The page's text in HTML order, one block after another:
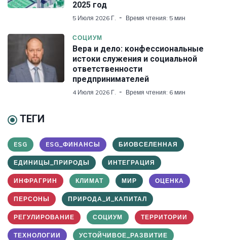
2025 год
5 Июля 2026 Г. Время чтения: 5 мин
СОЦИУМ
Вера и дело: конфессиональные
истоки служения и социальной
ответственности
предпринимателей
4 Июля 2026 Г. Время чтения: 6 мин
ТЕГИ
ESG ESG_ФИНАНСЫ БИОВСЕЛЕННАЯ
ЕДИНИЦЫ_ПРИРОДЫ ИНТЕГРАЦИЯ
ИНФРАГРИН КЛИМАТ МИР ОЦЕНКА
ПЕРСОНЫ ПРИРОДА_И_КАПИТАЛ
РЕГУЛИРОВАНИЕ СОЦИУМ ТЕРРИТОРИИ
ТЕХНОЛОГИИ УСТОЙЧИВОЕ_РАЗВИТИЕ